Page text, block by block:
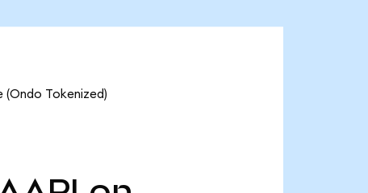
(Ondo Tokenized)